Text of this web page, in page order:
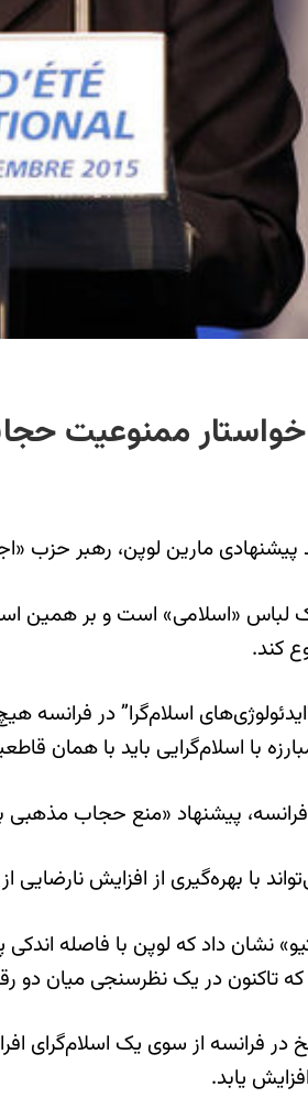
ممنوعیت
مارین لوپن، رهبر حزب
«اسلامی» است و بر همین
کند.
اسلام‌گرا” در
با اسلام‌گرایی باید با همان
پیشنهاد «منع حجاب مذهبی
بهره‌گیری از افزایش نارضایی از
تاکنون در یک نظرسنجی میان دو
فرانسه از سوی یک اسلام‌گرای
یابد.